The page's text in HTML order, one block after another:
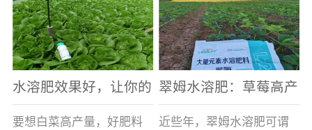
南走访时，发现当地许多
蔬菜产区，老棚数量占多
数，连年的重茬、土壤板
结等原因，导致土壤差，
作物根系...
，也是山东窦大哥开心的
时刻，从一大早接到收购
商的电话，就开始在草莓
大棚里忙碌。为什么窦大
哥家的草...
水溶肥效果好，让你的
白菜增产不是问题
要想白菜高产量，好肥料
翠姆水溶肥：草莓高产
的好帮手
近些年，翠姆水溶肥可谓